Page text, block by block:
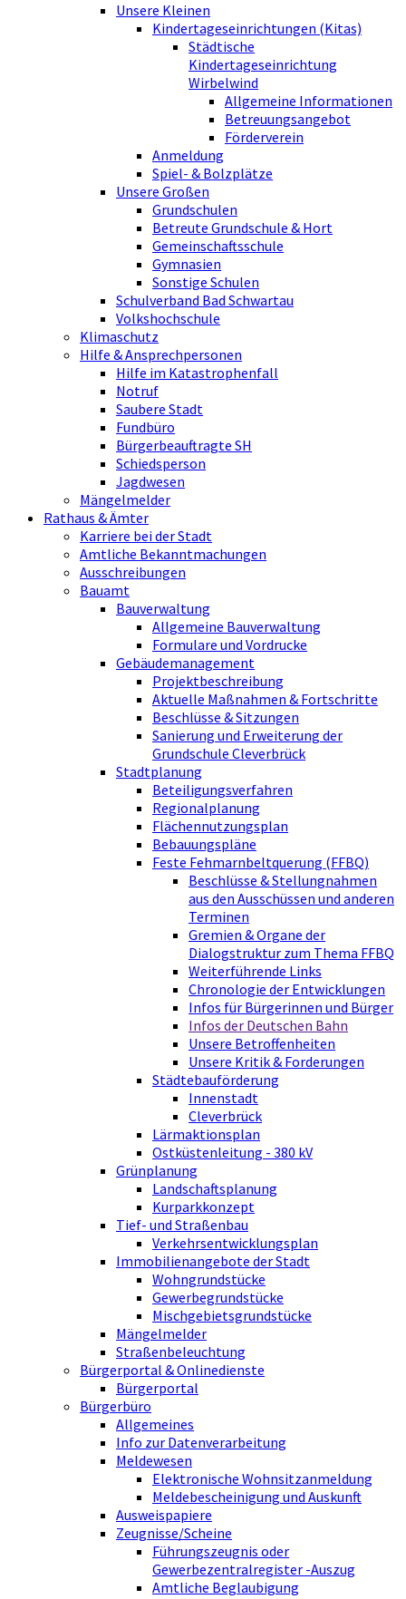
Unsere Kleinen
Kindertageseinrichtungen (Kitas)
Städtische
Kindertageseinrichtung
Wirbelwind
Allgemeine Informationen
Betreuungsangebot
Förderverein
Anmeldung
Spiel- & Bolzplätze
Unsere Großen
Grundschulen
Betreute Grundschule & Hort
Gemeinschaftsschule
Gymnasien
Sonstige Schulen
Schulverband Bad Schwartau
Volkshochschule
Klimaschutz
Hilfe & Ansprechpersonen
Hilfe im Katastrophenfall
Notruf
Saubere Stadt
Fundbüro
Bürgerbeauftragte SH
Schiedsperson
Jagdwesen
Mängelmelder
Rathaus & Ämter
Karriere bei der Stadt
Amtliche Bekanntmachungen
Ausschreibungen
Bauamt
Bauverwaltung
Allgemeine Bauverwaltung
Formulare und Vordrucke
Gebäudemanagement
Projektbeschreibung
Aktuelle Maßnahmen & Fortschritte
Beschlüsse & Sitzungen
Sanierung und Erweiterung der
Grundschule Cleverbrück
Stadtplanung
Beteiligungsverfahren
Regionalplanung
Flächennutzungsplan
Bebauungspläne
Feste Fehmarnbeltquerung (FFBQ)
Beschlüsse & Stellungnahmen
aus den Ausschüssen und anderen
Terminen
Gremien & Organe der
Dialogstruktur zum Thema FFBQ
Weiterführende Links
Chronologie der Entwicklungen
Infos für Bürgerinnen und Bürger
Infos der Deutschen Bahn
Unsere Betroffenheiten
Unsere Kritik & Forderungen
Städtebauförderung
Innenstadt
Cleverbrück
Lärmaktionsplan
Ostküstenleitung - 380 kV
Grünplanung
Landschaftsplanung
Kurparkkonzept
Tief- und Straßenbau
Verkehrsentwicklungsplan
Immobilienangebote der Stadt
Wohngrundstücke
Gewerbegrundstücke
Mischgebietsgrundstücke
Mängelmelder
Straßenbeleuchtung
Bürgerportal & Onlinedienste
Bürgerportal
Bürgerbüro
Allgemeines
Info zur Datenverarbeitung
Meldewesen
Elektronische Wohnsitzanmeldung
Meldebescheinigung und Auskunft
Ausweispapiere
Zeugnisse/Scheine
Führungszeugnis oder
Gewerbezentralregister -Auszug
Amtliche Beglaubigung